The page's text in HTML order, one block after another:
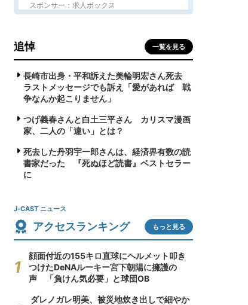
スポンサー：求人ボックス
追悼 一覧を見る
長崎市出身・平和訴えた美輪明宏さん死去
ラストメッセージでも訴え「愛があれば 戦
争なんか起こりません」
つげ義春さんと白土三平さん カリスマ漫画
家、二人の「違い」とは？
死去した丹羽宇一郎さんは、経済界有数の読
書家だった 『死ぬほど読書』ベストセラー
に
J-CAST ニュース
アクセスランキング もっと見る
顔面付近の155キロ直球にヘルメット叩き
つけたDeNAルーキー宮下朝陽に擁護の
声 「負けん気必要」と球団OB
ダレノガレ明美、被災地炊き出しで細やか